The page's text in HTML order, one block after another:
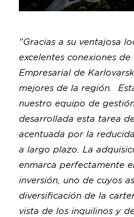
"Gracias a su ventajosa
excelentes conexiones
Empresarial de
mejores de la región.
nuestro equipo de
desarrollada esta tarea
acentuada por la
a largo plazo. La
enmarca perfectamente
inversión, uno de cuyos
diversificación de la
vista de los inquilinos y